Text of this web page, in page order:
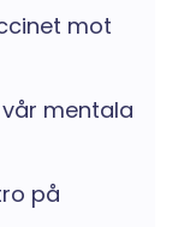
mot
mentala
på